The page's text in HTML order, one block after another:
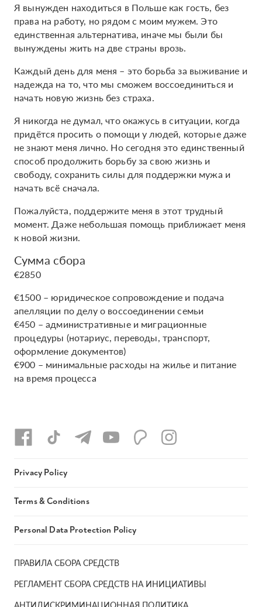
Я вынужден находиться в Польше как гость, без
права на работу, но рядом с моим мужем. Это
единственная альтернатива, иначе мы были бы
вынуждены жить на две страны врозь.
Каждый день для меня – это борьба за выживание и
надежда на то, что мы сможем воссоединиться и
начать новую жизнь без страха.
Я никогда не думал, что окажусь в ситуации, когда
придётся просить о помощи у людей, которые даже
не знают меня лично. Но сегодня это единственный
способ продолжить борьбу за свою жизнь и
свободу, сохранить силы для поддержки мужа и
начать всё сначала.
Пожалуйста, поддержите меня в этот трудный
момент. Даже небольшая помощь приближает меня
к новой жизни.
Сумма сбора
€2850
€1500 – юридическое сопровождение и подача
апелляции по делу о воссоединении семьи
€450 – административные и миграционные
процедуры (нотариус, переводы, транспорт,
оформление документов)
€900 – минимальные расходы на жилье и питание
на время процесса
ПРАВИЛА СБОРА СРЕДСТВ
РЕГЛАМЕНТ СБОРА СРЕДСТВ НА ИНИЦИАТИВЫ
АНТИДИСКРИМИНАЦИОННАЯ ПОЛИТИКА
Privacy Policy
Terms & Conditions
Personal Data Protection Policy